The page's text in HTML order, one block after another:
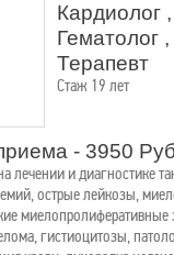
Кардиолог ,
Гематолог ,
Терапевт
Стаж 19 лет
- 3950 Руб
лечении и диагностике
острые лейкозы,
миелопролиферативные
гистиоцитозы,